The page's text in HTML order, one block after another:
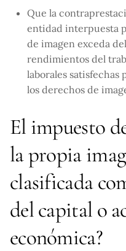
Que la
entidad interpuesta
de imagen exceda
rendimientos del
laborales
los derechos de
El impuesto
la propia
clasificada
del capital o
económica?